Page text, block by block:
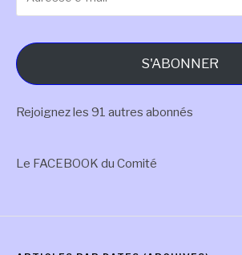
e-
S'ABONNER
Rejoignez les 91 autres abonnés
Le FACEBOOK du Comité